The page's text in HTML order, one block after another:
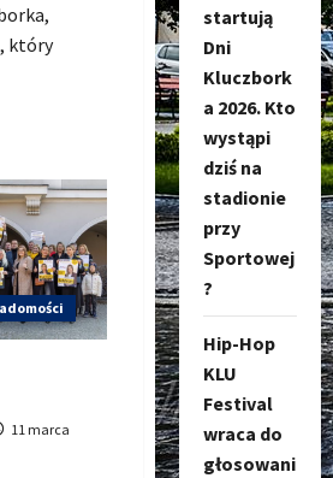
który
11 marca
startują
Dni
Kluczbork
a 2026. Kto
wystąpi
dziś na
stadionie
przy
Sportowej
?
Hip-Hop
KLU
Festival
wraca do
głosowani